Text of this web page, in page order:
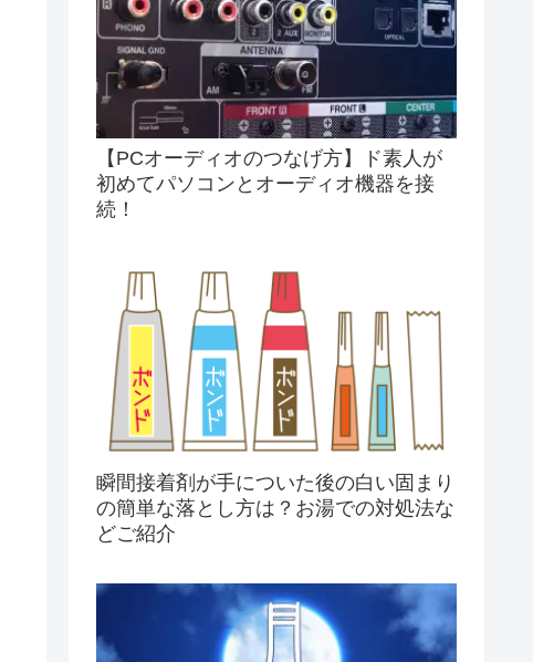
【PCオーディオのつなげ方】ド素人が
初めてパソコンとオーディオ機器を接
続！
瞬間接着剤が手についた後の白い固まり
の簡単な落とし方は？お湯での対処法な
どご紹介